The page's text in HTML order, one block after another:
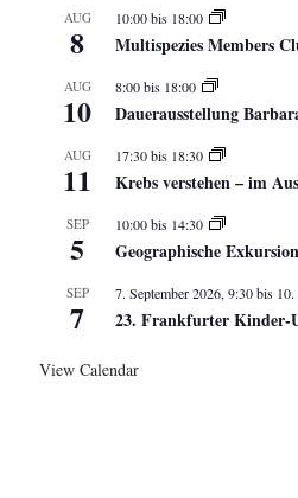
AUG
8
10:00bis 18:00
Multispezies Members
AUG
10
8:00bis 18:00
Dauerausstellung
AUG
11
17:30bis 18:30
Krebs verstehen – im
SEP
5
10:00bis 14:30
Geographische
SEP
7
7. September 2026, 9:30bis
23. Frankfurter Kinder-
View Calendar